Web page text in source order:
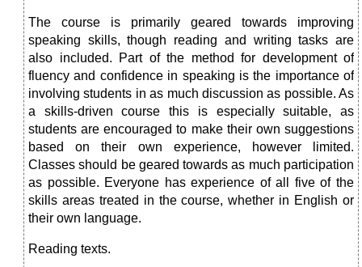
The course is primarily geared towards improving
speaking skills, though reading and writing tasks are
also included. Part of the method for development of
fluency and confidence in speaking is the importance of
involving students in as much discussion as possible. As
a skills-driven course this is especially suitable, as
students are encouraged to make their own suggestions
based on their own experience, however limited.
Classes should be geared towards as much participation
as possible. Everyone has experience of all five of the
skills areas treated in the course, whether in English or
their own language.
Reading texts.